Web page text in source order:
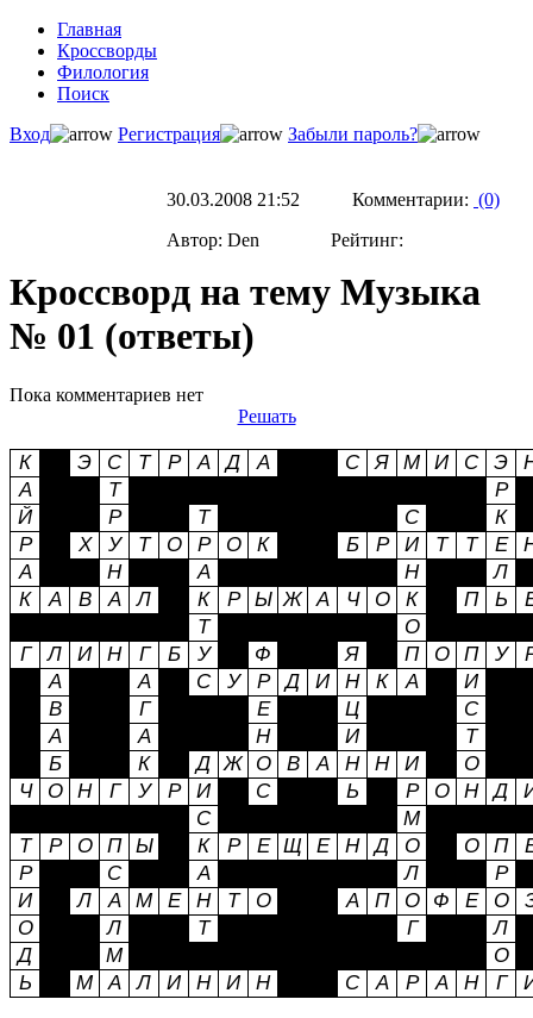
Главная
Кроссворды
Филология
Поиск
Вход
Регистрация Забыли пароль?
30.03.2008 21:52 Комментарии: (0)
Автор: Den Рейтинг:
Кроссворд на тему Музыка
№ 01 (ответы)
Пока комментариев нет
Решать